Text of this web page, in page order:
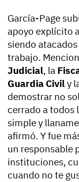
García-Page
apoyo explícito
siendo
trabajo.
Judicial, la
Guardia Civily
demostrar no
cerrado a todos
simple y
afirmó. Y fue
un responsable
instituciones,
cuando no te